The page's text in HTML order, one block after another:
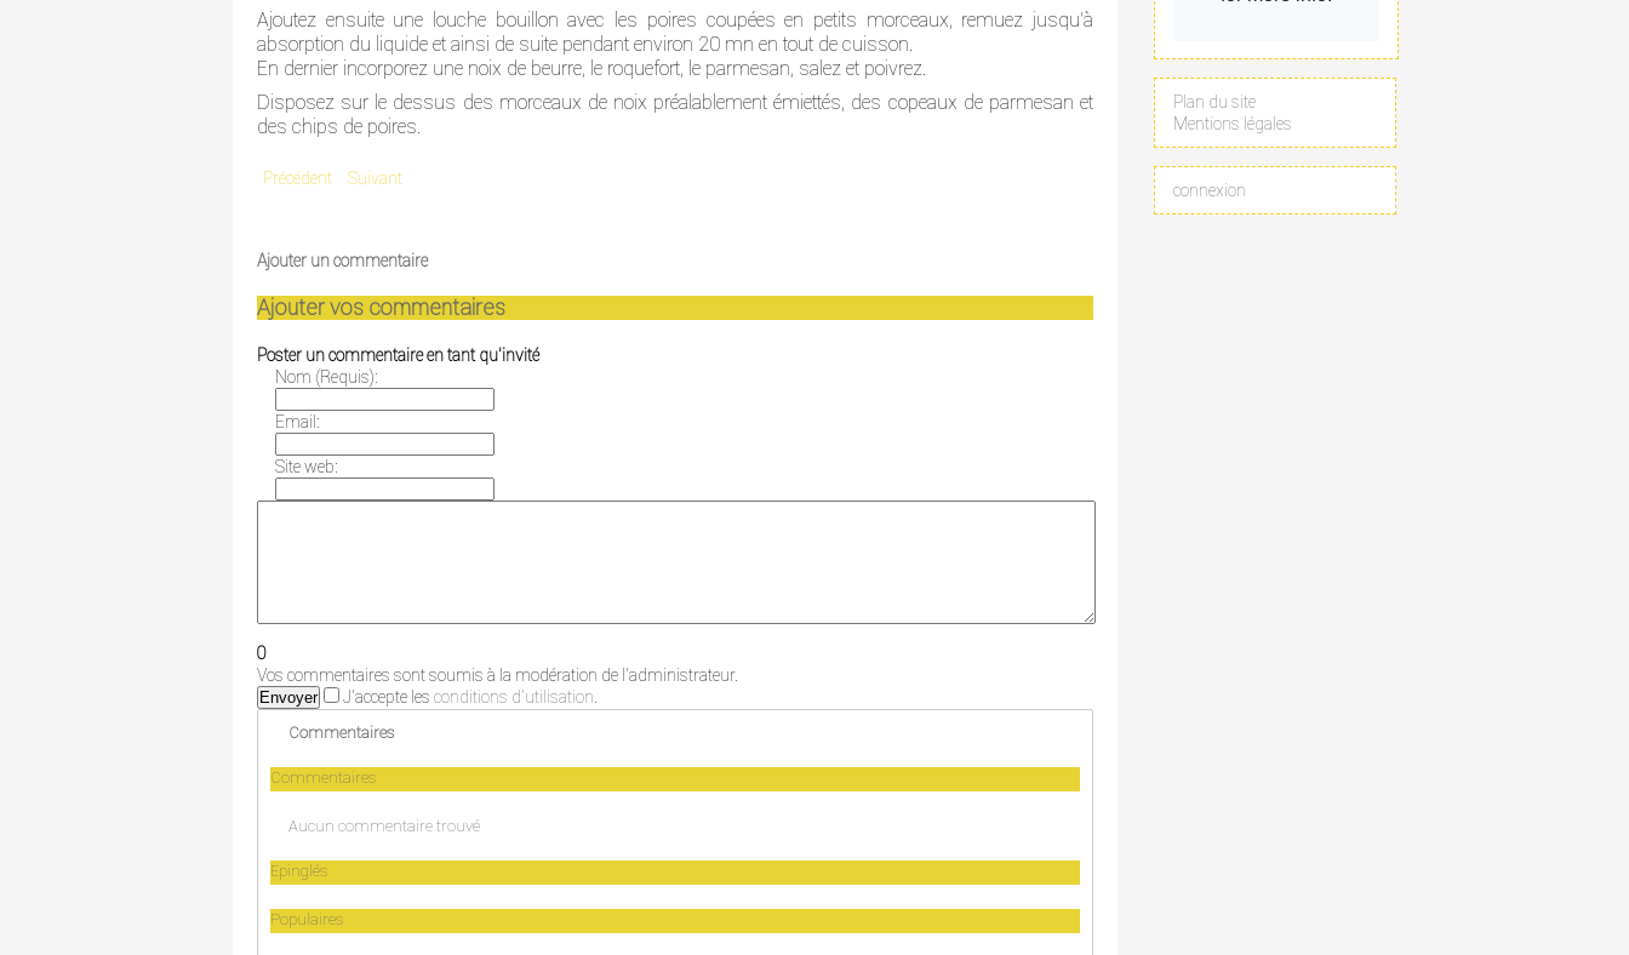
Ajoutez ensuite une louche bouillon avec les poires coupées en petits morceaux, remuez jusqu'à
absorption du liquide et ainsi de suite pendant environ 20 mn en tout de cuisson.
En dernier incorporez une noix de beurre, le roquefort, le parmesan, salez et poivrez.
Disposez sur le dessus des morceaux de noix préalablement émiettés, des copeaux de parmesan et
des chips de poires.
Précédent Suivant
Ajouter un commentaire
Ajouter vos commentaires
Poster un commentaire en tant qu'invité
Nom (Requis):
Email:
Site web:
0
Vos commentaires sont soumis à la modération de l'administrateur.
Envoyer J'accepte les conditions d'utilisation.
Commentaires
Commentaires
Aucun commentaire trouvé
Epinglés
Populaires
Plan du site
Mentions légales
connexion